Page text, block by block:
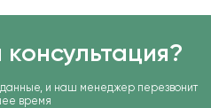
данные, и наш менеджер перезвонит
время